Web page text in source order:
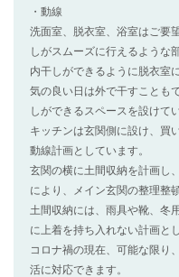
・動線
洗面室、脱衣室、浴室はご要
しがスムーズに行えるような
内干しができるように脱衣室
気の良い日は外で干すことも
しができるスペースを設けてい
キッチンは玄関側に設け、買
動線計画としています。
玄関の横に土間収納を計画し
により、メイン玄関の整理整
土間収納には、雨具や靴、冬
に上着を持ち入れない計画と
コロナ禍の現在、可能な限り
活に対応できます。